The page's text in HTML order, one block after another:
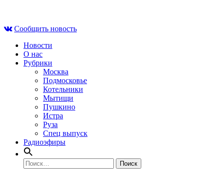
contentСообщить новость
Новости
О нас
Рубрики
Москва
Подмосковье
Котельники
Мытищи
Пушкино
Истра
Руза
Спец выпуск
Радиоэфиры
Найти: